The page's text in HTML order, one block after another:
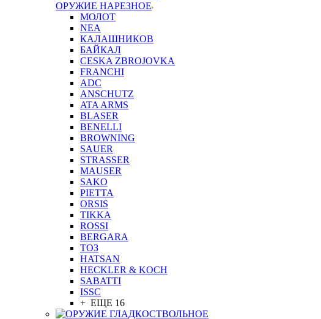
ОРУЖИЕ НАРЕЗНОЕ
МОЛОТ
NEA
КАЛАШНИКОВ
БАЙКАЛ
CESKA ZBROJOVKA
FRANCHI
ADC
ANSCHUTZ
ATA ARMS
BLASER
BENELLI
BROWNING
SAUER
STRASSER
MAUSER
SAKO
PIETTA
ORSIS
TIKKA
ROSSI
BERGARA
ТОЗ
HATSAN
HECKLER & KOCH
SABATTI
ISSC
+ ЕЩЕ 16